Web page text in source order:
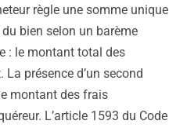
règle une somme unique
bien selon un barème
: le montant total des
La présence d’un second
montant des frais
L’article 1593 du Code